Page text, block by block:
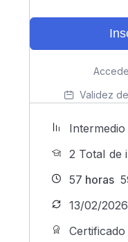
Validez
Intermedio
2 TotaI de
57 horas
13/02/